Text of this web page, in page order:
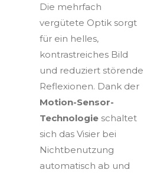
Die mehrfach
vergütete Optik sorgt
für ein helles,
kontrastreiches Bild
und reduziert störende
Reflexionen. Dank der
Motion-Sensor-
Technologie schaltet
sich das Visier bei
Nichtbenutzung
automatisch ab und